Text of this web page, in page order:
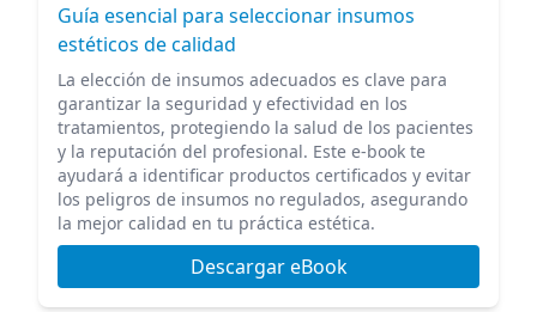
Guía esencial para seleccionar insumos
estéticos de calidad
La elección de insumos adecuados es clave para
garantizar la seguridad y efectividad en los
tratamientos, protegiendo la salud de los pacientes
y la reputación del profesional. Este e-book te
ayudará a identificar productos certificados y evitar
los peligros de insumos no regulados, asegurando
la mejor calidad en tu práctica estética.
Descargar eBook